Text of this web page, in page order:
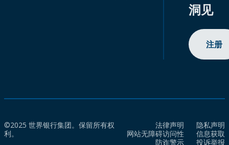
洞见
注册
©2025 世界银行集团。保留所有权
利。
法律声明
隐私声明
网站无障碍访问性
信息获取
防诈警示
投诉举报